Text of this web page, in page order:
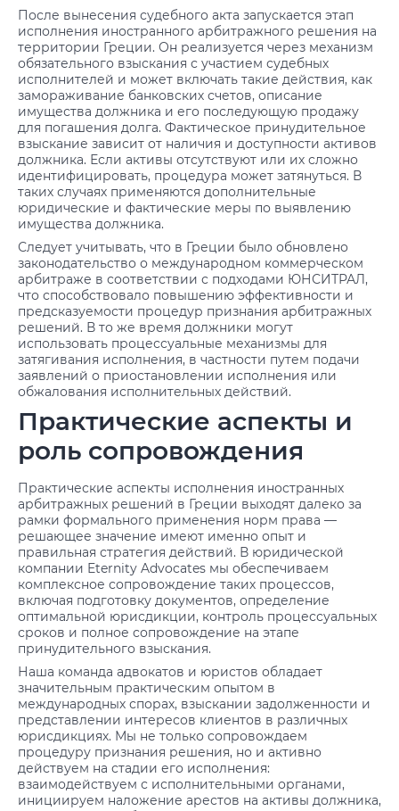
После вынесения судебного акта запускается этап
исполнения иностранного арбитражного решения на
территории Греции. Он реализуется через механизм
обязательного взыскания с участием судебных
исполнителей и может включать такие действия, как
замораживание банковских счетов, описание
имущества должника и его последующую продажу
для погашения долга. Фактическое принудительное
взыскание зависит от наличия и доступности активов
должника. Если активы отсутствуют или их сложно
идентифицировать, процедура может затянуться. В
таких случаях применяются дополнительные
юридические и фактические меры по выявлению
имущества должника.
Следует учитывать, что в Греции было обновлено
законодательство о международном коммерческом
арбитраже в соответствии с подходами ЮНСИТРАЛ,
что способствовало повышению эффективности и
предсказуемости процедур признания арбитражных
решений. В то же время должники могут
использовать процессуальные механизмы для
затягивания исполнения, в частности путем подачи
заявлений о приостановлении исполнения или
обжалования исполнительных действий.
Практические аспекты и
роль сопровождения
Практические аспекты исполнения иностранных
арбитражных решений в Греции выходят далеко за
рамки формального применения норм права —
решающее значение имеют именно опыт и
правильная стратегия действий. В юридической
компании Eternity Advocates мы обеспечиваем
комплексное сопровождение таких процессов,
включая подготовку документов, определение
оптимальной юрисдикции, контроль процессуальных
сроков и полное сопровождение на этапе
принудительного взыскания.
Наша команда адвокатов и юристов обладает
значительным практическим опытом в
международных спорах, взыскании задолженности и
представлении интересов клиентов в различных
юрисдикциях. Мы не только сопровождаем
процедуру признания решения, но и активно
действуем на стадии его исполнения:
взаимодействуем с исполнительными органами,
инициируем наложение арестов на активы должника,